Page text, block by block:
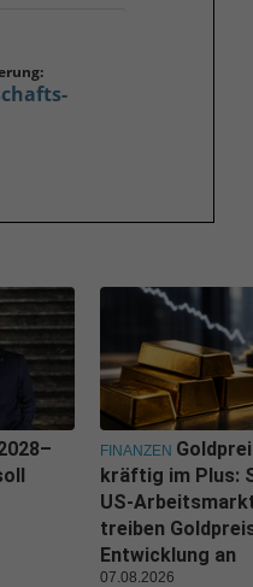
FINANZEN
kräftig im Plus:
US-
treiben
Entwicklung an
07.08.2026